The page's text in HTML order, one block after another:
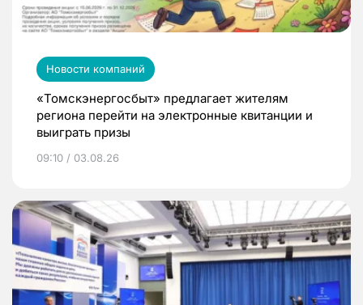
Новости компаний
«Томскэнергосбыт» предлагает жителям
региона перейти на электронные квитанции и
выиграть призы
09:10 / 03.08.26